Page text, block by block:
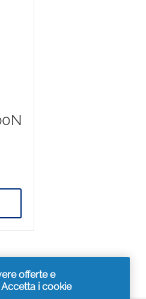
offerte e
i cookie